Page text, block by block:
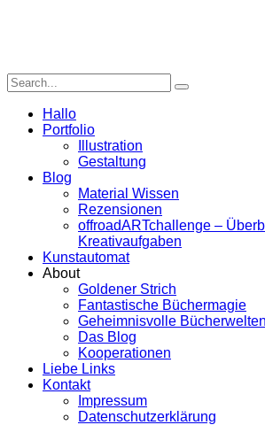
Hallo
Portfolio
Illustration
Gestaltung
Blog
Material Wissen
Rezensionen
offroadARTchallenge –
Kreativaufgaben
Kunstautomat
About
Goldener Strich
Fantastische Büchermagie
Geheimnisvolle Bücherwelten
Das Blog
Kooperationen
Liebe Links
Kontakt
Impressum
Datenschutzerklärung